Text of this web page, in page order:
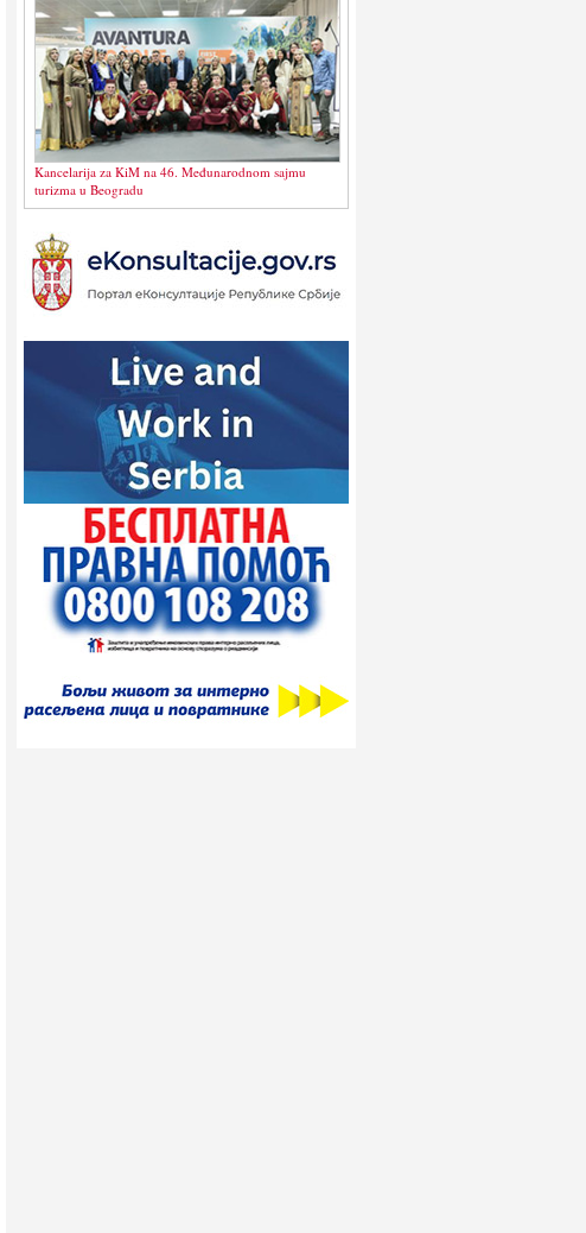
Kancelarija za KiM na 46. Međunarodnom sajmu
turizma u Beogradu